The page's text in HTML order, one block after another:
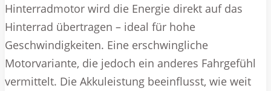
Hinterradmotor wird die Energie direkt auf das
Hinterrad übertragen – ideal für hohe
Geschwindigkeiten. Eine erschwingliche
Motorvariante, die jedoch ein anderes Fahrgefühl
vermittelt. Die Akkuleistung beeinflusst, wie weit